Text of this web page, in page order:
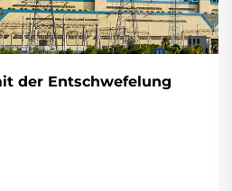
der Entschwefelung